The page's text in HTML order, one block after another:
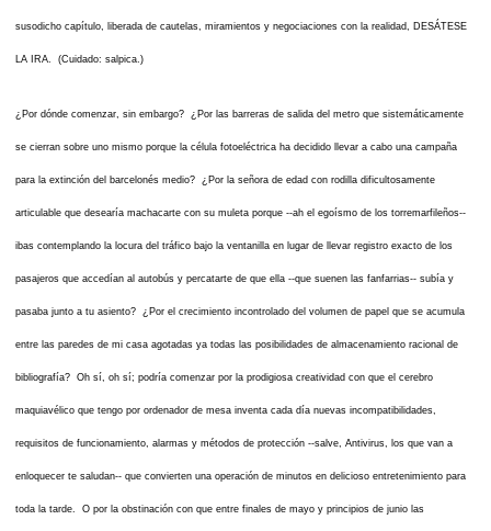
susodicho capítulo, liberada de cautelas, miramientos y negociaciones con la realidad, DESÁTESE
LA IRA. (Cuidado: salpica.)
¿Por dónde comenzar, sin embargo? ¿Por las barreras de salida del metro que sistemáticamente
se cierran sobre uno mismo porque la célula fotoeléctrica ha decidido llevar a cabo una campaña
para la extinción del barcelonés medio? ¿Por la señora de edad con rodilla dificultosamente
articulable que desearía machacarte con su muleta porque --ah el egoísmo de los torremarfileños--
ibas contemplando la locura del tráfico bajo la ventanilla en lugar de llevar registro exacto de los
pasajeros que accedían al autobús y percatarte de que ella --que suenen las fanfarrias-- subía y
pasaba junto a tu asiento? ¿Por el crecimiento incontrolado del volumen de papel que se acumula
entre las paredes de mi casa agotadas ya todas las posibilidades de almacenamiento racional de
bibliografía? Oh sí, oh sí; podría comenzar por la prodigiosa creatividad con que el cerebro
maquiavélico que tengo por ordenador de mesa inventa cada día nuevas incompatibilidades,
requisitos de funcionamiento, alarmas y métodos de protección --salve, Antivirus, los que van a
enloquecer te saludan-- que convierten una operación de minutos en delicioso entretenimiento para
toda la tarde. O por la obstinación con que entre finales de mayo y principios de junio las